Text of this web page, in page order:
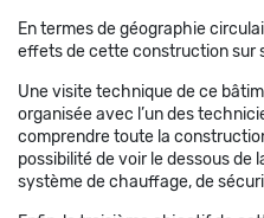
En termes de géographie
effets de cette construction sur
Une visite technique de ce
organisée avec l’un des
comprendre toute la
possibilité de voir le dessous de
système de chauffage, de